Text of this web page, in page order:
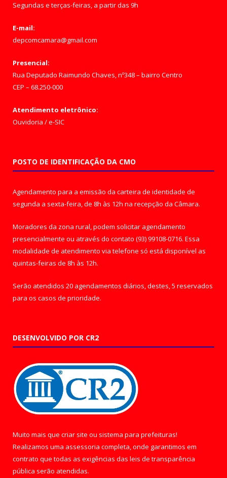
Segundas e terças-feiras, a partir das 9h
E-mail:
depcomcamara@gmail.com
Presencial:
Rua Deputado Raimundo Chaves, nº348 – bairro Centro
CEP – 68.250-000
Atendimento eletrônico:
Ouvidoria /e-SIC
POSTO DE IDENTIFICAÇÃO DA CMO
Agendamento para a emissão da carteira de identidade de
segunda a sexta-feira, de 8h às 12h na recepção da Câmara.
Moradores da zona rural, podem solicitar agendamento
presencialmente ou através do contato (93) 99108-0716. Essa
modalidade de atendimento via telefone só está disponível as
quintas-feiras de 8h às 12h.
Serão atendidos 20 agendamentos diários, destes, 5 reservados
para os casos de prioridade.
DESENVOLVIDO POR CR2
Muito mais que criar site ou sistema para prefeituras!
Realizamos uma assessoria completa, onde garantimos em
contrato que todas as exigências das leis de transparência
pública serão atendidas.